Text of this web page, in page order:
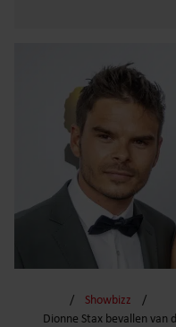
Showbizz
Dionne Stax bevallen van